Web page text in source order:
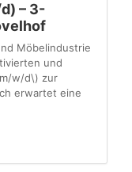
– 3-
Möbelindustrie
und
w/d\) zur
erwartet eine